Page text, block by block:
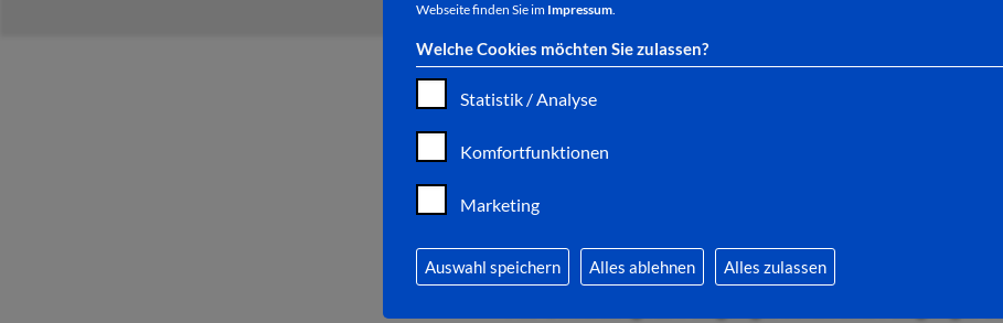
Webseite finden Sie im Impressum.
Welche Cookies möchten Sie zulassen?
Statistik / Analyse
Komfortfunktionen
Marketing
Auswahl speichern Alles ablehnen Alles zulassen
Die Stadt Bad Hersfeld informiert, dass die
Bauarbeiten zeitweise voll gesperrt werden muss.
An der schönen Fußgänger- und Radwegebrücke
behoben, weshalb die Brücke in der Zeit von
Die Firma Vollack Hallen- und Stahlbau GmbH
und neu versiegeln.
Als Umleitung für Fußgängerinnen und